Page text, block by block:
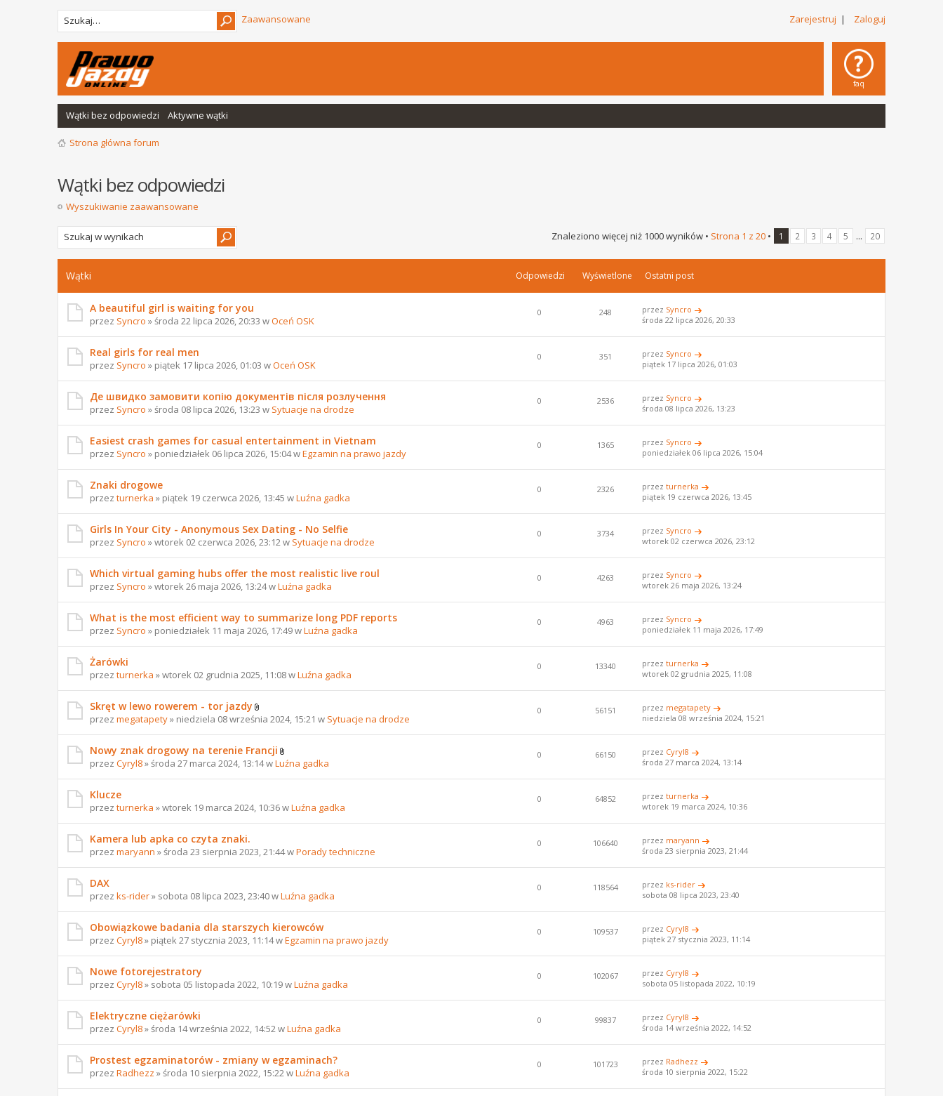
Zarejestruj | Zaloguj
Zaawansowane
faq
Wątki bez odpowiedzi Aktywne wątki
Strona główna forum
Wątki bez odpowiedzi
Wyszukiwanie zaawansowane
Znaleziono więcej niż 1000 wyników • Strona 1 z 20 • 1 2 3 4 5 ... 20
Wątki Odpowiedzi Wyświetlone Ostatni post
A beautiful girl is waiting for you
przez Syncro » środa 22 lipca 2026, 20:33 wOceń OSK
0 248 przez Syncro
środa 22 lipca 2026, 20:33
Real girls for real men
przez Syncro » piątek 17 lipca 2026, 01:03 wOceń OSK
0 351 przez Syncro
piątek 17 lipca 2026, 01:03
Де швидко замовити копію документів після розлучення
przez Syncro » środa 08 lipca 2026, 13:23 w Sytuacje na drodze
0 2536 przez Syncro
środa 08 lipca 2026, 13:23
Easiest crash games for casual entertainment in Vietnam
przez Syncro » poniedziałek 06 lipca 2026, 15:04 wEgzamin na prawo jazdy
0 1365 przez Syncro
poniedziałek 06 lipca 2026, 15:04
Znaki drogowe
przez turnerka » piątek 19 czerwca 2026, 13:45 wLuźna gadka
0 2326 przezturnerka
piątek 19 czerwca 2026, 13:45
Girls In Your City - Anonymous Sex Dating - No Selfie
przez Syncro » wtorek 02 czerwca 2026, 23:12 w Sytuacje na drodze
0 3734 przez Syncro
wtorek 02 czerwca 2026, 23:12
Which virtual gaming hubs offer the most realistic live roul
przez Syncro » wtorek 26 maja 2026, 13:24 wLuźna gadka
0 4263 przez Syncro
wtorek 26 maja 2026, 13:24
What is the most efficient way to summarize long PDF reports
przez Syncro » poniedziałek 11 maja 2026, 17:49 wLuźna gadka
0 4963 przez Syncro
poniedziałek 11 maja 2026, 17:49
Żarówki
przez turnerka » wtorek 02 grudnia 2025, 11:08 wLuźna gadka
0 13340 przezturnerka
wtorek 02 grudnia 2025, 11:08
Skręt w lewo rowerem - tor jazdy
przez megatapety» niedziela 08 września 2024, 15:21 w Sytuacje na drodze
0 56151 przez megatapety
niedziela 08 września 2024, 15:21
Nowy znak drogowy na terenie Francji
przez Cyryl8» środa 27 marca 2024, 13:14 wLuźna gadka
0 66150 przez Cyryl8
środa 27 marca 2024, 13:14
Klucze
przez turnerka » wtorek 19 marca 2024, 10:36 wLuźna gadka
0 64852 przezturnerka
wtorek 19 marca 2024, 10:36
Kamera lub apka co czyta znaki.
przez maryann » środa 23 sierpnia 2023, 21:44 wPorady techniczne
0 106640 przez maryann
środa 23 sierpnia 2023, 21:44
DAX
przez ks-rider» sobota 08 lipca 2023, 23:40 wLuźna gadka
0 118564 przez ks-rider
sobota 08 lipca 2023, 23:40
Obowiązkowe badania dla starszych kierowców
przez Cyryl8» piątek 27 stycznia 2023, 11:14 wEgzamin na prawo jazdy
0 109537 przez Cyryl8
piątek 27 stycznia 2023, 11:14
Nowe fotorejestratory
przez Cyryl8» sobota 05 listopada 2022, 10:19 wLuźna gadka
0 102067 przez Cyryl8
sobota 05 listopada 2022, 10:19
Elektryczne ciężarówki
przez Cyryl8» środa 14 września 2022, 14:52 wLuźna gadka
0 99837 przez Cyryl8
środa 14 września 2022, 14:52
Prostest egzaminatorów - zmiany w egzaminach?
przez Radhezz » środa 10 sierpnia 2022, 15:22 wLuźna gadka
0 101723 przez Radhezz
środa 10 sierpnia 2022, 15:22